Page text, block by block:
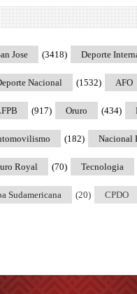
Jose Deporte
(3418)
Nacional AFO
(1532)
Oruro
(917) (434)
Nacional
(182)
Royal Tecnologia
(70)
Sudamericana CPDO
(20)